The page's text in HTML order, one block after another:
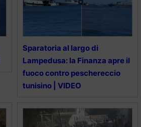
Sparatoria al largo di
Lampedusa: la Finanza apre il
fuoco contro peschereccio
tunisino | VIDEO